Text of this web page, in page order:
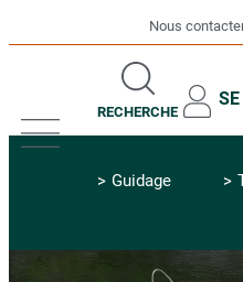
Nous
RECHERCHE
Guidage